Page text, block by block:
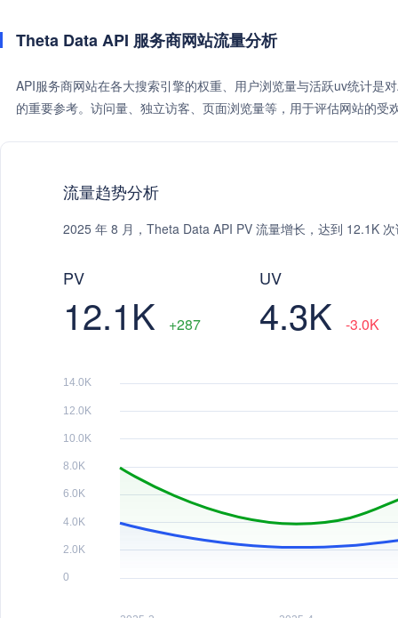
Theta Data API 服务商网站流量分析
API服务商网站在各大搜索引擎的权重、用户浏览量与活跃uv统计是
的重要参考。访问量、独立访客、页面浏览量等，用于评估网站的
流量趋势分析
2025 年 8 月，Theta Data API PV 流量增长，达到 12.1K
PV
12.1K +287
UV
4.3K -3.0K